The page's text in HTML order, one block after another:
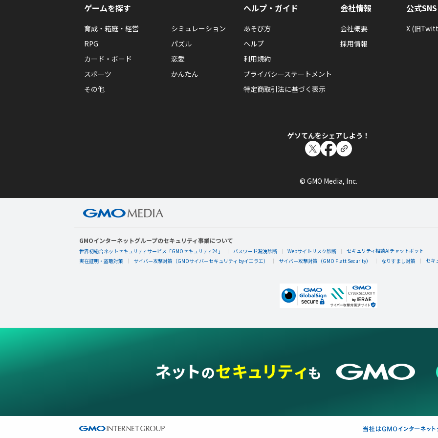
ゲームを探す
育成・箱庭・経営
シミュレーション
RPG
パズル
カード・ボード
恋愛
スポーツ
かんたん
その他
ヘルプ・ガイド
あそび方
ヘルプ
利用規約
プライバシーステートメント
特定商取引法に基づく表示
会社情報
会社概要
採用情報
公式SNS
X (旧
ゲソてんをシェアしよう！
© GMO Media, Inc.
GMOインターネットグループのセキュリティ事業について
世界初総合ネットセキュリティサービス「GMOセキュリティ24」 パスワード漏洩診断 Webサイトリスク診断
セキュリティ相談AIチャットボット
実在証明・盗聴対策
サイバー攻撃対策（GMOサイバーセキュリティ byイエラエ） サイバー攻撃対策（GMO Flatt Security） なりすまし対策 セキ